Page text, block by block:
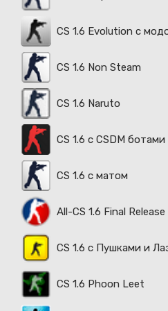
CS 1.6 Evolution с
CS 1.6 Non Steam
CS 1.6 Naruto
CS 1.6 с CSDM ботами
CS 1.6 с матом
All-CS 1.6 Final Release
CS 1.6 с Пушками и
CS 1.6 Phoon Leet